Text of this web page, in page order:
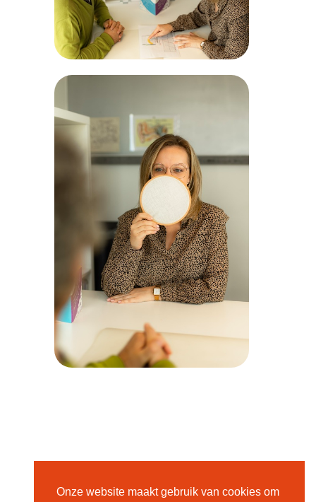
Onze website maakt gebruik van cookies om